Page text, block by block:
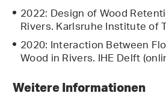
2022: Design of Wood
Rivers. Karlsruhe Institute of
2020: Interaction Between
Wood in Rivers. IHE Delft
Weitere Informationen